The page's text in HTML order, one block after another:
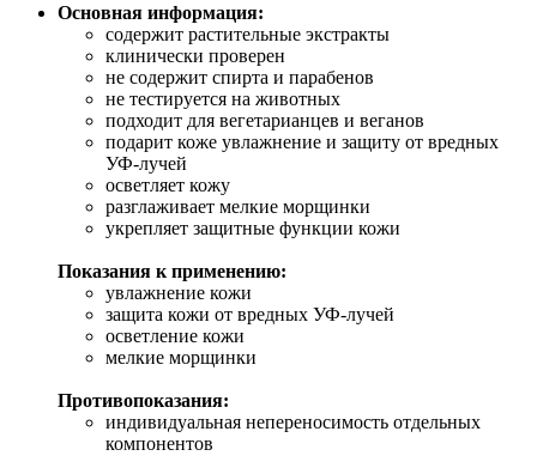
Основная информация:
содержит растительные экстракты
клинически проверен
не содержит спирта и парабенов
не тестируется на животных
подходит для вегетарианцев и веганов
подарит коже увлажнение и защиту от вредных
УФ-лучей
осветляет кожу
разглаживает мелкие морщинки
укрепляет защитные функции кожи
Показания к применению:
увлажнение кожи
защита кожи от вредных УФ-лучей
осветление кожи
мелкие морщинки
Противопоказания:
индивидуальная непереносимость отдельных
компонентов